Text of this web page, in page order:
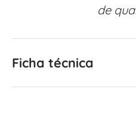
de
Ficha técnica